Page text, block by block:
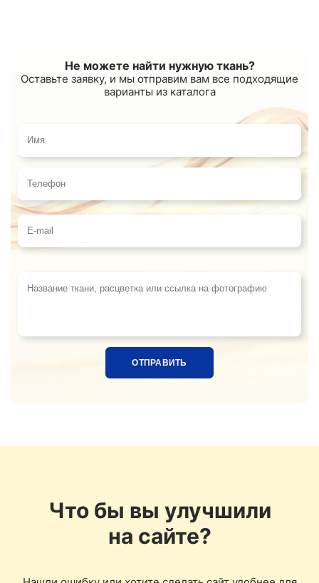
Не можете найти нужную ткань?
Оставьте заявку, и мы отправим вам все подходящие
варианты из каталога
Имя
Телефон
E-mail
Что бы вы улучшили
на сайте?